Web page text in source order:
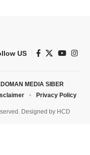
US
Designed by HCD
MEDIA SIBER
Privacy Policy